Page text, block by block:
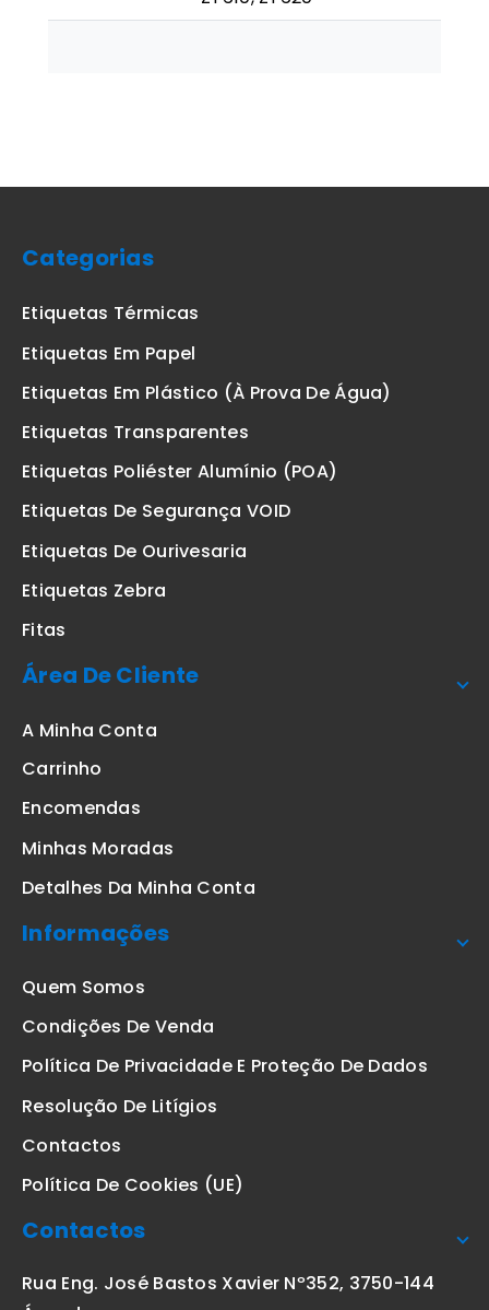
Categorias
Etiquetas Térmicas
Etiquetas Em Papel
Etiquetas Em Plástico (à Prova De Água)
Etiquetas Transparentes
Etiquetas Poliéster Alumínio (POA)
Etiquetas De Segurança VOID
Etiquetas De Ourivesaria
Etiquetas Zebra
Fitas
Área De Cliente
A Minha Conta
Carrinho
Encomendas
Minhas Moradas
Detalhes Da Minha Conta
Informações
Quem Somos
Condições De Venda
Política De Privacidade E Proteção De Dados
Resolução De Litígios
Contactos
Política De Cookies (UE)
Contactos
Rua Eng. José Bastos Xavier Nº352, 3750-144